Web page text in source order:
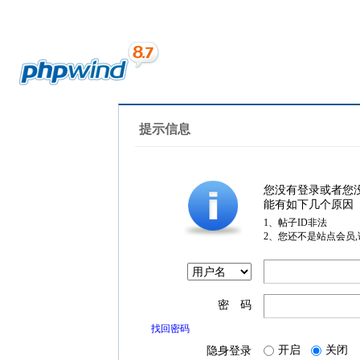
提示信息
您没有登录或者您
能有如下几个原因
1、帖子ID非法
2、您还不是站点会员
密 码
找回密码
隐身登录 开启 关闭